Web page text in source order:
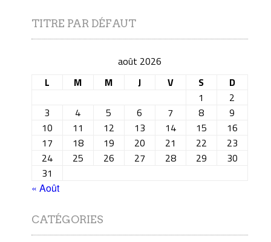
TITRE PAR DÉFAUT
août 2026
L
M M J V S
D
1
2
3
4 5 6 7 8
9
10
11 12 13 14 15
16
17
18 19 20 21 22
23
24
25 26 27 28 29
30
31
« Août
CATÉGORIES